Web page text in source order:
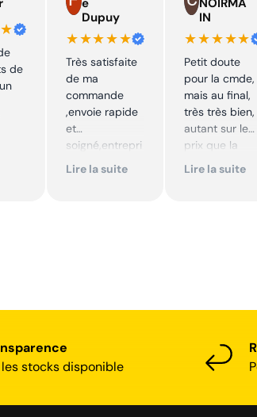
de
Dupuy
★★★★★
Très satisfaite
de ma
commande
,envoie rapide
et
soigné,entrepri
se sérieuse
Lire la suite
IN
★★★★★
Petit doute
pour la cmde,
mais au final,
très très bien,
autant sur le
prix que la
qualité sur le
Lire la suite
stocks disponible